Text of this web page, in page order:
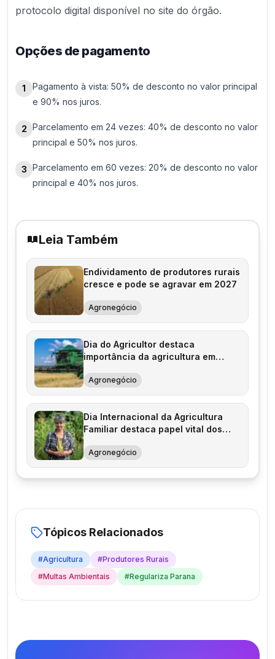
protocolo digital disponível no site do órgão.
Opções de pagamento
1
Pagamento à vista: 50% de desconto no valor principal
e 90% nos juros.
2 Parcelamento em 24 vezes: 40% de desconto no valor
principal e 50% nos juros.
3 Parcelamento em 60 vezes: 20% de desconto no valor
principal e 40% nos juros.
Leia Também
Endividamento de produtores rurais
cresce e pode se agravar em 2027
Agronegócio
Dia do Agricultor destaca
importância da agricultura em
Agronegócio
Dia Internacional da Agricultura
Familiar destaca papel vital dos
Agronegócio
Tópicos Relacionados
#Agricultura #Produtores Rurais
#Multas Ambientais #Regulariza Parana